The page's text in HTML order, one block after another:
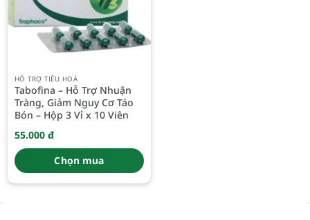
HỖ TRỢ TIÊU HOÁ
Tabofina – Hỗ Trợ Nhuận
Tràng, Giảm Nguy Cơ Táo
Bón – Hộp 3 Vỉ x 10 Viên
55.000 đ
Chọn mua